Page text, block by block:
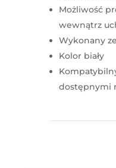
Możliwość
wewnątrz
Wykonany
Kolor biały
dostępnymi